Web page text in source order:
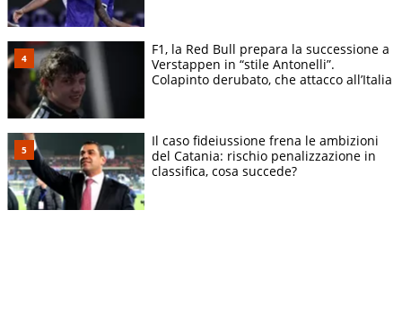
F1, la Red Bull prepara la successione a
Verstappen in “stile Antonelli”.
Colapinto derubato, che attacco all’Italia
Il caso fideiussione frena le ambizioni
del Catania: rischio penalizzazione in
classifica, cosa succede?